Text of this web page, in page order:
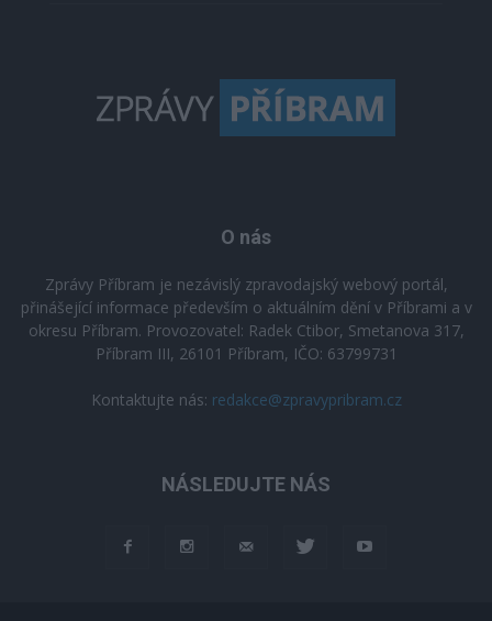
O nás
Zprávy Příbram je nezávislý zpravodajský webový portál,
přinášející informace především o aktuálním dění v Příbrami a v
okresu Příbram. Provozovatel: Radek Ctibor, Smetanova 317,
Příbram III, 26101 Příbram, IČO: 63799731
Kontaktujte nás: redakce@zpravypribram.cz
NÁSLEDUJTE NÁS